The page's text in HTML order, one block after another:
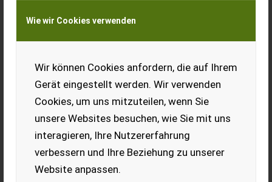
Wie wir Cookies verwenden
Wir können Cookies anfordern, die auf Ihrem
Gerät eingestellt werden. Wir verwenden
Cookies, um uns mitzuteilen, wenn Sie
unsere Websites besuchen, wie Sie mit uns
interagieren, Ihre Nutzererfahrung
verbessern und Ihre Beziehung zu unserer
Website anpassen.
CLAAS Corio 870 FC Conspeed
EUR 59.880 inkl. 20 % MwSt.
Jetzt Finanzierungsangebot